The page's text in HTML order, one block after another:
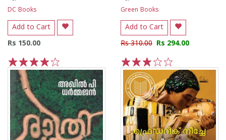
DC Books
Add to Cart
Rs 150.00
5
4
3
2
1
Green Books
Add to Cart
Rs 310.00 Rs 294.00
5
4
3
2
1